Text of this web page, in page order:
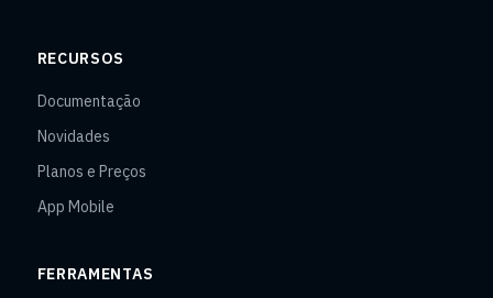
RECURSOS
Documentação
Novidades
Planos e Preços
App Mobile
FERRAMENTAS